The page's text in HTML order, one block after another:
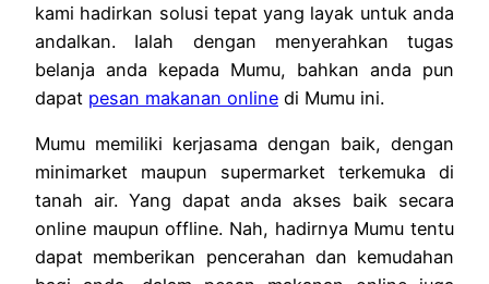
kami hadirkan solusi tepat yang layak untuk anda
andalkan. Ialah dengan menyerahkan tugas
belanja anda kepada Mumu, bahkan anda pun
dapat pesan makanan online di Mumu ini.
Mumu memiliki kerjasama dengan baik, dengan
minimarket maupun supermarket terkemuka di
tanah air. Yang dapat anda akses baik secara
online maupun offline. Nah, hadirnya Mumu tentu
dapat memberikan pencerahan dan kemudahan